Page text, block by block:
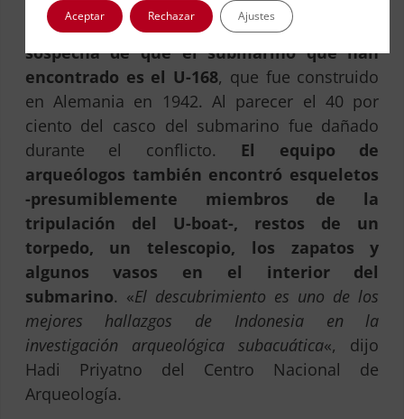
web.Los investigadores albergan la
sospecha de que el submarino que han
encontrado es el U-168, que fue construido
en Alemania en 1942. Al parecer el 40 por
ciento del casco del submarino fue dañado
durante el conflicto. El equipo de
arqueólogos también encontró esqueletos
-presumiblemente miembros de la
tripulación del U-boat-, restos de un
torpedo, un telescopio, los zapatos y
algunos vasos en el interior del
submarino. «El descubrimiento es uno de los
mejores hallazgos de Indonesia en la
investigación arqueológica subacuática«, dijo
Hadi Priyatno del Centro Nacional de
Arqueología.
Aceptar Rechazar Ajustes